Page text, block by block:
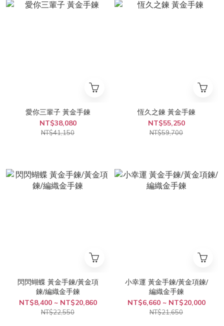
愛你三輩子 黃金手鍊
NT$38,080
NT$41,150
恆久之鍊 黃金手鍊
NT$55,250
NT$59,700
閃閃蝴蝶 黃金手鍊/黃金項
鍊/編織金手鍊
NT$8,400 ~ NT$20,860
NT$22,550
小幸運 黃金手鍊/黃金項鍊/
編織金手鍊
NT$6,660 ~ NT$20,000
NT$21,650